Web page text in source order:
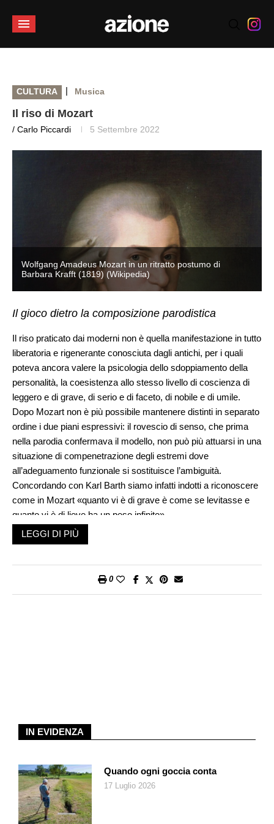
CULTURA | Musica
Il riso di Mozart
/ Carlo Piccardi 5 Settembre 2022
Wolfgang Amadeus Mozart in un ritratto postumo di
Barbara Krafft (1819) (Wikipedia)
Il gioco dietro la composizione parodistica
Il riso praticato dai moderni non è quella manifestazione in tutto
liberatoria e rigenerante conosciuta dagli antichi, per i quali
poteva ancora valere la psicologia dello sdoppiamento della
personalità, la coesistenza allo stesso livello di coscienza di
leggero e di grave, di serio e di faceto, di nobile e di umile.
Dopo Mozart non è più possibile mantenere distinti in separato
ordine i due piani espressivi: il rovescio di senso, che prima
nella parodia confermava il modello, non può più attuarsi in una
situazione di compenetrazione degli estremi dove
all’adeguamento funzionale si sostituisce l’ambiguità.
Concordando con Karl Barth siamo infatti indotti a riconoscere
come in Mozart «quanto vi è di grave è come se levitasse e
quanto vi è di lieve ha un peso infinito».
Il momento emblematico è costituito da
Spass K 522(1787), dal cosiddetto sestetto dei musicanti di
soprattutto per le goffaggini di musici dilettanti che Mozart
tale per cui «Ein musikalischer Spass
propria della cultura comica popolare, dove il riso è fenomeno
liberatorio ed esplosivo, alla concezione moderna, dove il riso
diventa implosivo e funerario» (Cristina Cano). Il sestetto dei
Dorfmusikanten costituirebbe allora il termine dialettico di
LEGGI DI PIÙ
0
IN EVIDENZA
Quando ogni goccia conta
17 Luglio 2026